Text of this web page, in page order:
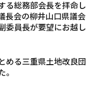
る総務部会長を拝命し
長会の柳井山口県議会
委員長が要望にお越し
める三重県土地改良団